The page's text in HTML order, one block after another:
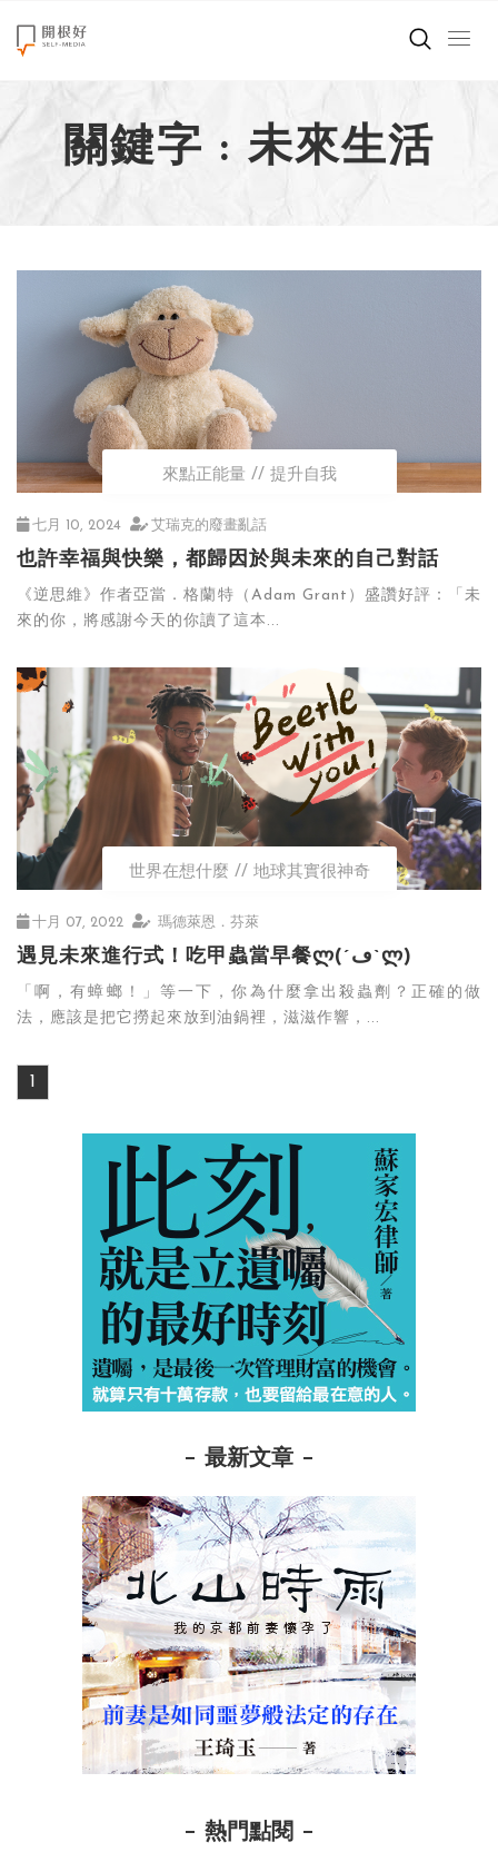
來點正能量
世界在想什麼
創造美好生活
職場商業經濟
影片專區
關於我們
關鍵字 : 未來生活
來點正能量 提升自我
七月 10, 2024 艾瑞克的廢畫亂話
也許幸福與快樂，都歸因於與未來的自己對話
《逆思維》作者亞當．格蘭特（Adam Grant）盛讚好評：「未
來的你，將感謝今天的你讀了這本...
世界在想什麼 地球其實很神奇
十月 07, 2022 瑪德萊恩．芬萊
遇見未來進行式！吃甲蟲當早餐ლ(´ڡ`ლ)
「啊，有蟑螂！」等一下，你為什麼拿出殺蟲劑？正確的做
法，應該是把它撈起來放到油鍋裡，滋滋作響，...
1
最新文章
熱門點閱